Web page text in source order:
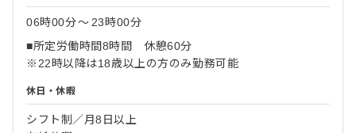
06時00分〜 23時00分
■所定労働時間8時間 休憩60分
※22時以降は18歳以上の方のみ勤務可能
休日・休暇
シフト制／月8日以上